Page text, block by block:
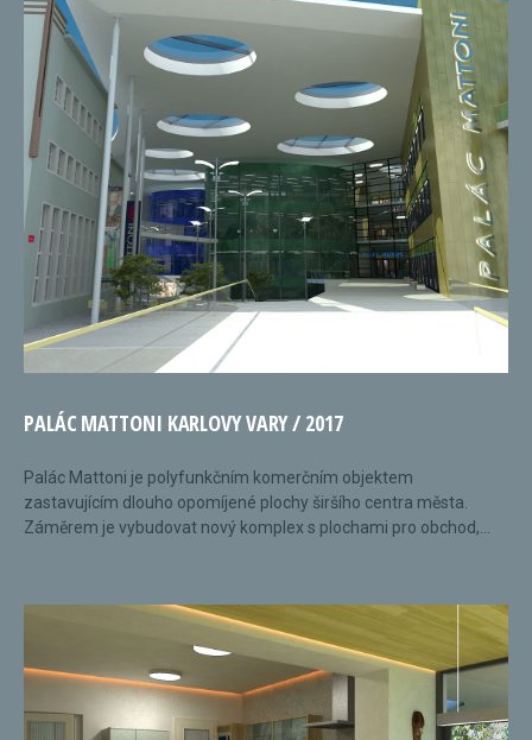
PALÁC MATTONI KARLOVY VARY / 2017
Palác Mattoni je polyfunkčním komerčním objektem
zastavujícím dlouho opomíjené plochy širšího centra města.
Záměrem je vybudovat nový komplex s plochami pro obchod,...